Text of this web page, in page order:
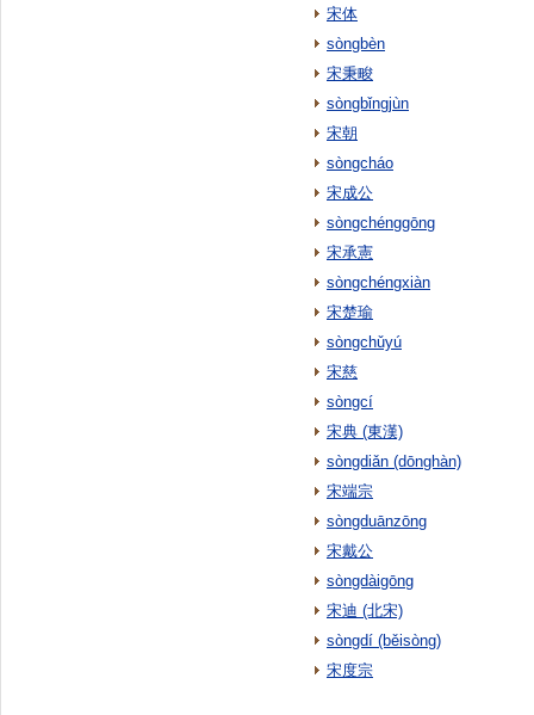
宋体
sòngbèn
宋秉畯
sòngbǐngjùn
宋朝
sòngcháo
宋成公
sòngchénggōng
宋承憲
sòngchéngxiàn
宋楚瑜
sòngchǔyú
宋慈
sòngcí
宋典 (東漢)
sòngdiǎn (dōnghàn)
宋端宗
sòngduānzōng
宋戴公
sòngdàigōng
宋迪 (北宋)
sòngdí (běisòng)
宋度宗